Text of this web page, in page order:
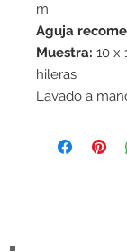
m
Aguja
Muestra: 10 x
hileras
Lavado a